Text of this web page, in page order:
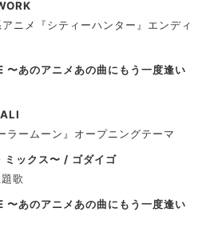
ニメ『シティーハンター』エンディ
あのアニメあの曲にもう一度逢い
ラームーン』オープニングテーマ
ックス〜 / ゴダイゴ
歌
あのアニメあの曲にもう一度逢い